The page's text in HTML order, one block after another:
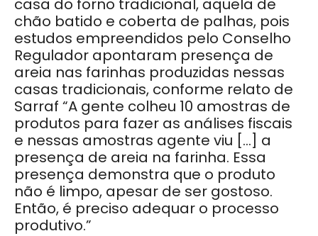
chão batido e coberta de palhas, pois
estudos empreendidos pelo Conselho
Regulador apontaram presença de
areia nas farinhas produzidas nessas
casas tradicionais, conforme relato de
Sarraf “A gente colheu 10 amostras de
produtos para fazer as análises fiscais
e nessas amostras agente viu […] a
presença de areia na farinha. Essa
presença demonstra que o produto
não é limpo, apesar de ser gostoso.
Então, é preciso adequar o processo
produtivo.”